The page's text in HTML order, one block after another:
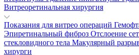
Витреоретинальная хирургия
Показания для витрео операций
Эпиретинальный фиброз Отслоение
стекловидного тела Макулярный
хирурги